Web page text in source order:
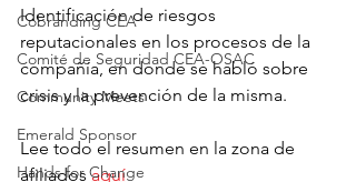
Cobranding CEA
Comité de Seguridad CEA-OSAC
Community Meets
Emerald Sponsor
Hands for Change
Identificación de riesgos
reputacionales en los procesos de la
compañía, en donde se habló sobre
crisis y la prevención de la misma.
Lee todo el resumen en la zona de
afiliados aquí